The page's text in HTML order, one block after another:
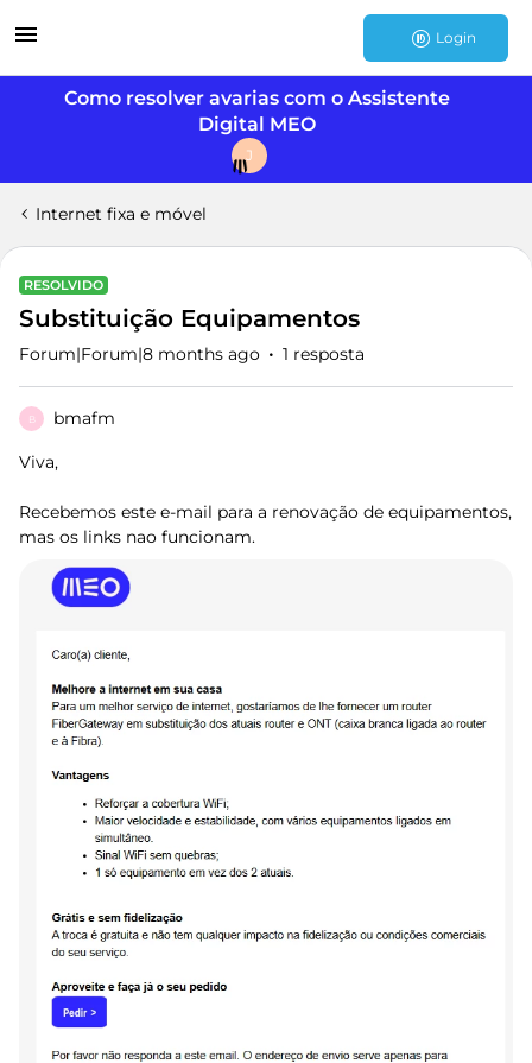
Login
Como resolver avarias com o Assistente
Digital MEO
J
Internet fixa e móvel
RESOLVIDO
Substituição Equipamentos
Forum|Forum|8 months ago 1 resposta
B bmafm
Viva,
Recebemos este e-mail para a renovação de equipamentos,
mas os links nao funcionam.